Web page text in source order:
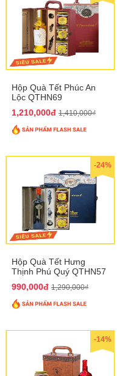
Hộp Quà Tết Phúc An
Lộc QTHN69
1,210,000đ 1,410,000₫
-24%
Hộp Quà Tết Hưng
Thịnh Phú Quý QTHN57
990,000đ 1,290,000₫
-14%